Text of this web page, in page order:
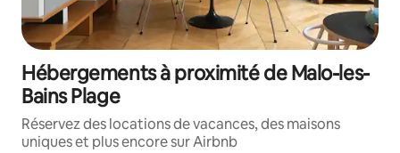
Hébergements à proximité de Malo-les-
Bains Plage
Réservez des locations de vacances, des maisons
uniques et plus encore sur Airbnb